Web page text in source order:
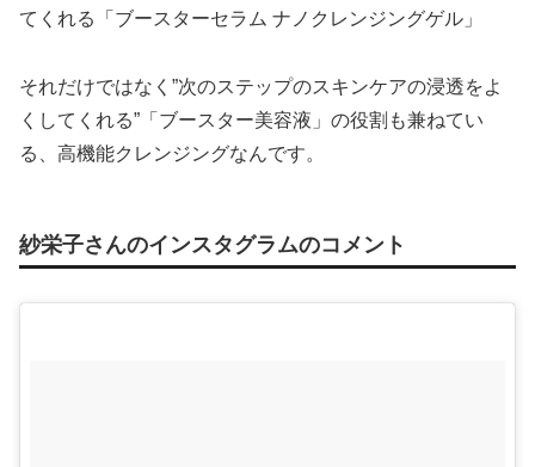
てくれる「ブースターセラム ナノクレンジングゲル」
それだけではなく”次のステップのスキンケアの浸透をよ
くしてくれる”「ブースター美容液」の役割も兼ねてい
る、高機能クレンジングなんです。
紗栄子さんのインスタグラムのコメント